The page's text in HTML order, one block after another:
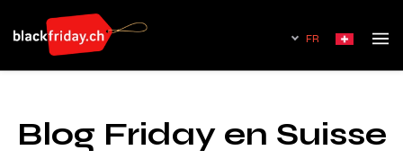
FR
Blog Friday en Suisse